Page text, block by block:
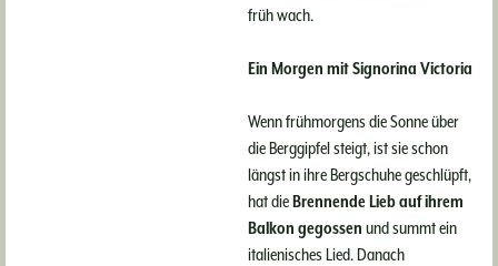
früh wach.
Ein Morgen mit Signorina Victoria
Wenn frühmorgens die Sonne über
die Berggipfel steigt, ist sie schon
längst in ihre Bergschuhe geschlüpft,
hat die Brennende Lieb auf ihrem
Balkon gegossen und summt ein
italienisches Lied. Danach
sonniges Gelb oder zarte
Gäste durchs Haus. Kein Zimmer
hat seinen eigenen ...
WEITERLESEN